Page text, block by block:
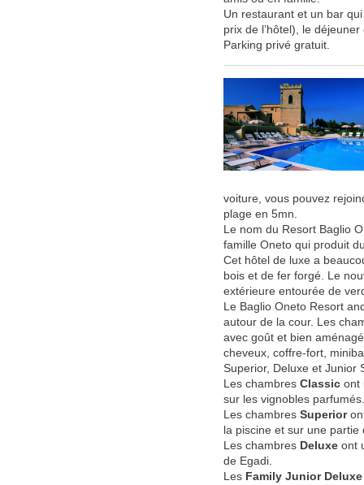
Un restaurant et un bar
prix de l’hôtel), le
Parking privé gratuit.
voiture, vous pouvez
plage en 5mn.
Le nom du Resort Baglio
famille Oneto qui produit
Cet hôtel de luxe a
bois et de fer forgé. Le
extérieure entourée de
Le Baglio Oneto Resort
autour de la cour. Les
avec goût et bien
cheveux, coffre-fort,
Superior, Deluxe et Junior
Les chambres Classic ont
sur les vignobles parfumés.
Les chambres Superior
la piscine et sur une partie
Les chambres Deluxe ont
de Egadi.
Les Family Junior Deluxe